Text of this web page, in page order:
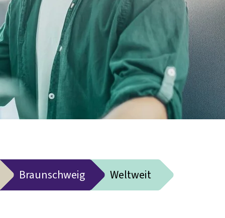
Braunschweig Weltweit